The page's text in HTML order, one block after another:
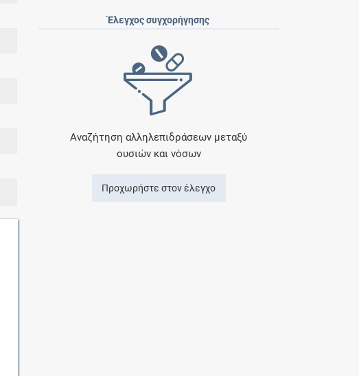
Έλεγχος συγχορήγησης
Αναζήτηση αλληλεπιδράσεων μεταξύ
ουσιών και νόσων
Προχωρήστε στον έλεγχο